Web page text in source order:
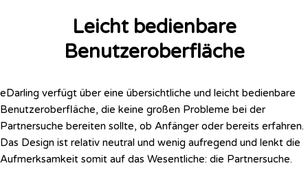
Leicht bedienbare
Benutzeroberfläche
eDarling verfügt über eine übersichtliche und leicht bedienbare
Benutzeroberfläche, die keine großen Probleme bei der
Partnersuche bereiten sollte, ob Anfänger oder bereits erfahren.
Das Design ist relativ neutral und wenig aufregend und lenkt die
Aufmerksamkeit somit auf das Wesentliche: die Partnersuche.